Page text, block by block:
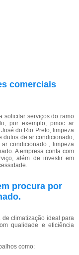
comerciais
solicitar serviços do ramo
por exemplo, pmoc ar
do Rio Preto, limpeza
dutos de ar condicionado,
condicionado , limpeza
A empresa conta com
além de investir em
procura por
.
de climatização ideal para
qualidade e eficiência
como: